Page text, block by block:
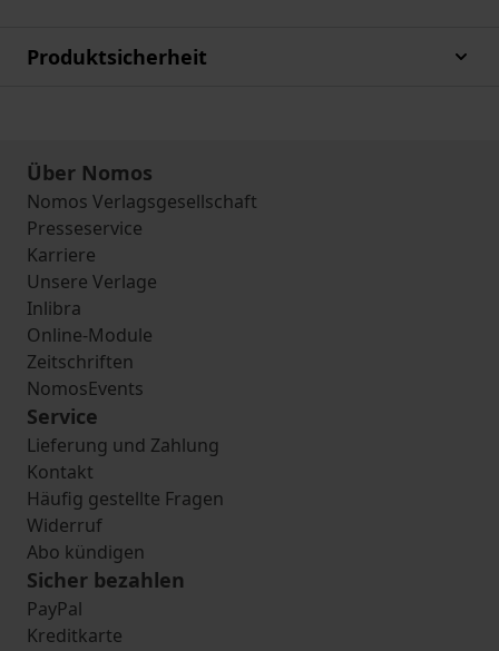
Produktsicherheit
Über Nomos
Nomos Verlagsgesellschaft
Presseservice
Karriere
Unsere Verlage
Inlibra
Online-Module
Zeitschriften
NomosEvents
Service
Lieferung und Zahlung
Kontakt
Häufig gestellte Fragen
Widerruf
Abo kündigen
Sicher bezahlen
PayPal
Kreditkarte